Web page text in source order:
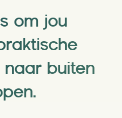
om jou
buiten